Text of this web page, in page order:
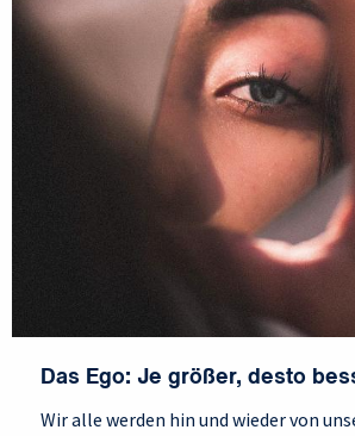
Das Ego: Je größer, desto
Wir alle werden hin und wieder von